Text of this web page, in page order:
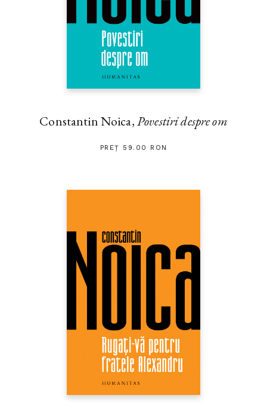
Constantin Noica,Povestiri despre om
PREȚ 59.00 RON